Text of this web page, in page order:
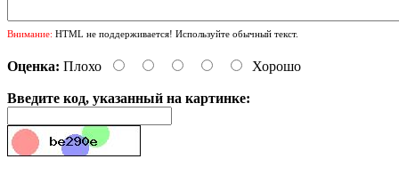
Внимание: HTML не поддерживается! Используйте обычный текст.
Оценка: Плохо Хорошо
Введите код, указанный на картинке: